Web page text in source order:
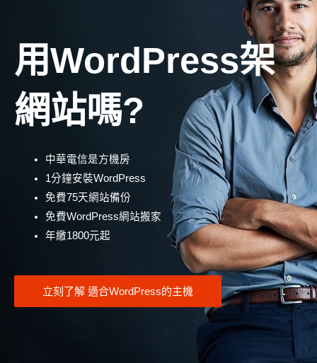
用WordPress架
網站嗎?
中華電信是方機房
1分鐘安裝WordPress
免費75天網站備份
免費WordPress網站搬家
年繳1800元起
立刻了解 適合WordPress的主機